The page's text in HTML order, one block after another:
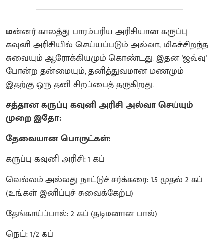
மன்னர் காலத்து பாரம்பரிய அரிசியான கருப்பு
கவுனி அரிசியில் செய்யப்படும் அல்வா, மிகச்சிறந்த
சுவையும் ஆரோக்கியமும் கொண்டது. இதன் 'ஜவ்வு'
போன்ற தன்மையும், தனித்துவமான மணமும்
இதற்கு ஒரு தனி சிறப்பைத் தருகிறது.
சத்தான கருப்பு கவுனி அரிசி அல்வா செய்யும்
முறை இதோ:
தேவையான பொருட்கள்:
கருப்பு கவுனி அரிசி: 1 கப்
வெல்லம் அல்லது நாட்டுச் சர்க்கரை: 1.5 முதல் 2 கப்
(உங்கள் இனிப்புச் சுவைக்கேற்ப)
தேங்காய்ப்பால்: 2 கப் (தடிமனான பால்)
நெய்: 1/2 கப்